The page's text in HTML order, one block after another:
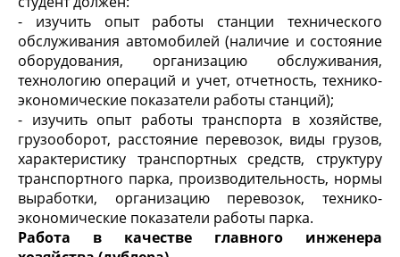
- изучить опыт работы станции технического
обслуживания автомобилей (наличие и состояние
оборудования, организацию обслуживания,
технологию операций и учет, отчетность, технико-
экономические показатели работы станций);
- изучить опыт работы транспорта в хозяйстве,
грузооборот, расстояние перевозок, виды грузов,
характеристику транспортных средств, структуру
транспортного парка, производительность, нормы
выработки, организацию перевозок, технико-
экономические показатели работы парка.
Работа в качестве главного инженера